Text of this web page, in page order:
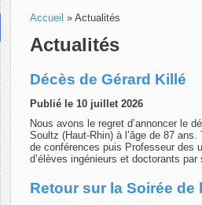
Accueil » Actualités
Actualités
Décès de Gérard Killé
Publié le 10 juillet 2026
Nous avons le regret d’annoncer le
Soultz (Haut-Rhin) à l’âge de 87
de conférences puis Professeur des
d’élèves ingénieurs et doctorants
Retour sur la Soirée de